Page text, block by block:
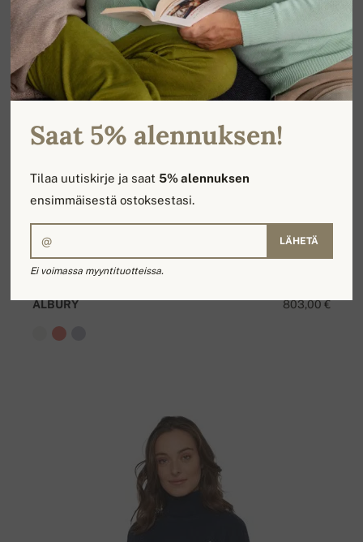
803,00 €
ALBURY
Saat 5% alennuksen!
Tilaa uutiskirje ja saat5% alennuksen
ensimmäisestä ostoksestasi.
LÄHETÄ
Ei voimassa myyntituotteissa.